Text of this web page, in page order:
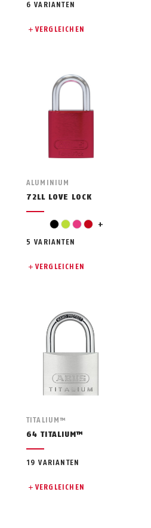
6 VARIANTEN
VERGLEICHEN
ALUMINIUM
72LL LOVE LOCK
blacklight green
pink
red
turquoise +
5 VARIANTEN
VERGLEICHEN
TITALIUM™
64 TITALIUM™
19 VARIANTEN
VERGLEICHEN